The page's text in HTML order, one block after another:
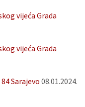
vijeća Grada
vijeća Grada
Sarajevo 08.01.2024.